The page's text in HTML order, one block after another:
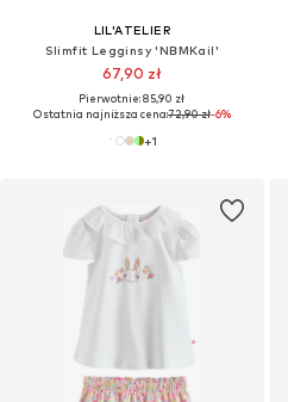
LIL'ATELIER
Slimfit Legginsy 'NBMKail'
67,90 zł
Pierwotnie: 85,90 zł
Ostatnia najniższa cena:72,90 zł-6%
+1